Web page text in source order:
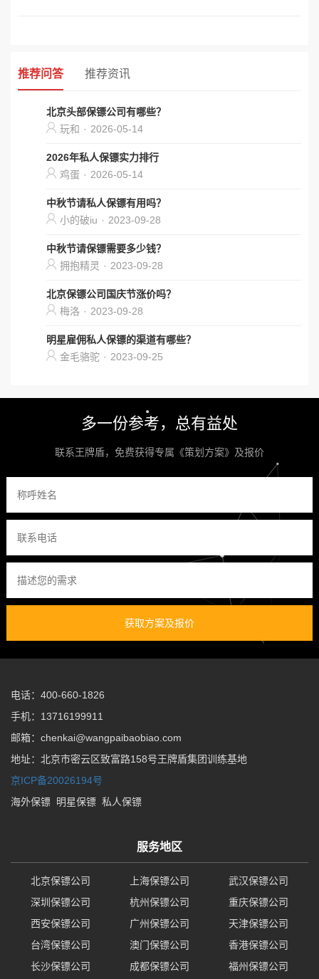
推荐问答 推荐资讯
北京头部保镖公司有哪些？
玩和 · 2026-05-14
2026年私人保镖实力排行
鸡蛋 · 2026-05-14
中秋节请私人保镖有用吗？
小的破iu · 2023-09-28
中秋节请保镖需要多少钱？
拥抱精灵 · 2023-09-28
北京保镖公司国庆节涨价吗？
梅洛 · 2023-09-28
明星雇佣私人保镖的渠道有哪些？
金毛骆驼 · 2023-09-25
多一份参考，总有益处
联系王牌盾，免费获得专属《策划方案》及报价
获取方案及报价
电话：400-660-1826
手机：13716199911
邮箱：chenkai@wangpaibaobiao.com
地址：北京市密云区致富路158号王牌盾集团训练基地
京ICP备20026194号
海外保镖
明星保镖 私人保镖
服务地区
北京保镖公司 上海保镖公司
武汉保镖公司
深圳保镖公司
杭州保镖公司
重庆保镖公司
西安保镖公司
广州保镖公司
天津保镖公司
台湾保镖公司
澳门保镖公司
香港保镖公司
长沙保镖公司
成都保镖公司 福州保镖公司